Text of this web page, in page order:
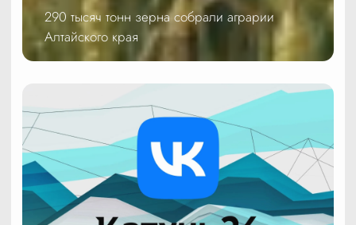
290 тысяч тонн зерна собрали аграрии
Алтайского края